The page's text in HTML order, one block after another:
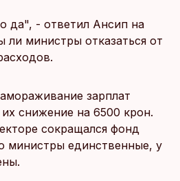
да", - ответил Ансип на
ли министры отказаться от
зарплат
снижение на 6500 крон.
сокращался фонд
министры единственные, у